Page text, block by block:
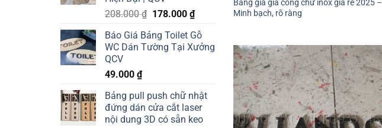
208.000₫ Original
was:
208.000 ₫.
178.000 ₫Current
is:
178.000 ₫.
Báo Giá Bảng Toilet Gỗ
WC Dán Tường Tại Xưởng
QCV
49.000 ₫
Bảng pull push chữ nhật
đứng dán cửa cắt laser
nội dung 3D có sẵn keo
Bảng giá gia công chữ inox giá rẻ 2025 –
Minh bạch, rõ ràng